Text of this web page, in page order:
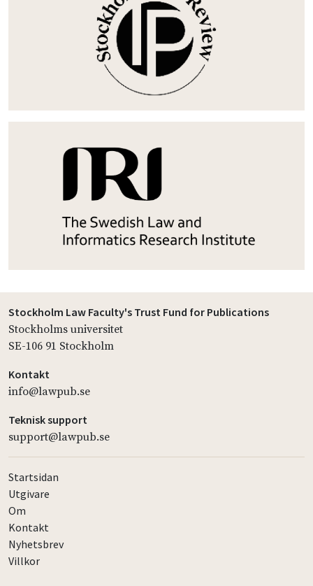
Stockholm Law Faculty's Trust Fund for Publications
Stockholms universitet
SE-106 91 Stockholm
Kontakt
info@lawpub.se
Teknisk support
support@lawpub.se
Startsidan
Utgivare
Om
Kontakt
Nyhetsbrev
Villkor